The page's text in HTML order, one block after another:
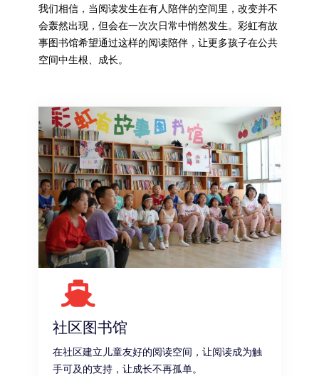
我们相信，当阅读发生在有人陪伴的空间里，改变并不
会轰然出现，但会在一次次日常中悄然发生。彩虹有故
事图书馆希望通过这样的阅读陪伴，让更多孩子在公共
空间中生根、成长。
社区图书馆
在社区建立儿童友好的阅读空间，让阅读成为触
手可及的支持，让成长不再孤单。